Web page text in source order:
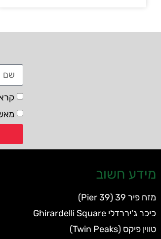
מידע חשוב
מזח פיר 39 (Pier 39)
כיכר ג'יררדלי Ghirardelli Square
טווין פיקס (Twin Peaks)